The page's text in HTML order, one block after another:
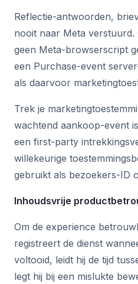
Reflectie-antwoorden,
nooit naar Meta verstuurd.
geen Meta-browserscript
een Purchase-event
als daarvoor
Trek je
wachtend aankoop-event
een first-party
willekeurige
gebruikt als bezoekers-ID
Inhoudsvrije
Om de experience
registreert de dienst
voltooid, leidt hij de tijd
legt hij bij een mislukte